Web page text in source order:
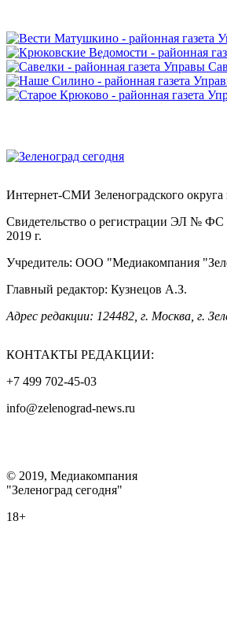
Интернет-СМИ Зеленоградского
Свидетельство о регистрации ЭЛ № ФС
2019 г.
Учредитель: ООО "Медиакомпания
Главный редактор: Кузнецов А.З.
Адрес редакции: 124482, г. Москва, г.
КОНТАКТЫ РЕДАКЦИИ:
+7 499 702-45-03
info@zelenograd-news.ru
© 2019, Медиакомпания
"Зеленоград сегодня"
18+